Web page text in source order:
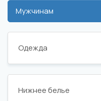
Мужчинам
Одежда
Нижнее белье